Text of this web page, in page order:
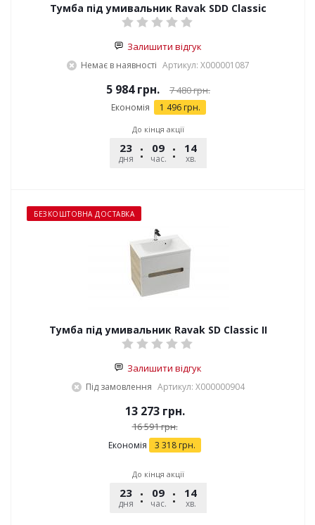
Тумба під умивальник Ravak SDD Classic
Залишити відгук
Немає в наявності Артикул: X000001087
5 984 грн. 7 480 грн.
Економія 1 496 грн.
До кінця акції
23
дня
09
час.
14
хв.
БЕЗКОШТОВНА ДОСТАВКА
Тумба під умивальник Ravak SD Classic II
Залишити відгук
Під замовлення Артикул: X000000904
13 273грн.
16 591грн.
Економія 3 318 грн.
До кінця акції
23
дня
09
час.
14
хв.